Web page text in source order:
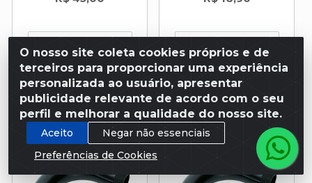
Adicionar Adicionar
O nosso site coleta cookies próprios e de
terceiros para proporcionar uma experiência
personalizada ao usuário, apresentar
publicidade relevante de acordo com o seu
perfil e melhorar a qualidade do nosso site.
Aceito
Negar não essenciais
Preferências de Cookies